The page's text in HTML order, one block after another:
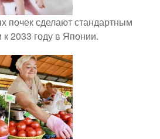
почек сделают стандартным
2033 году в Японии.